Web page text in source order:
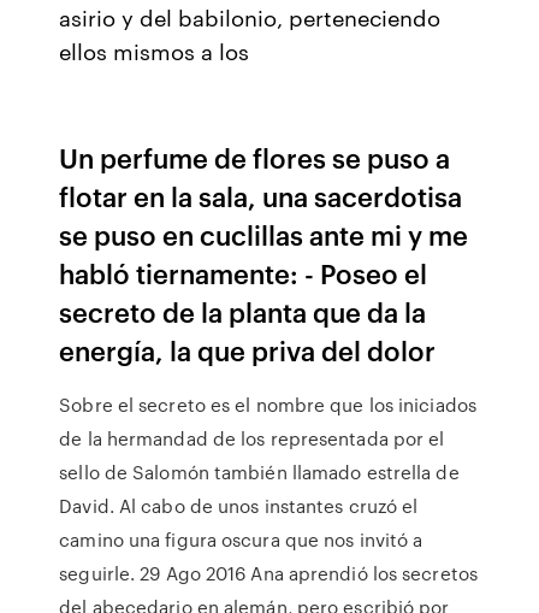
asirio y del babilonio, perteneciendo
ellos mismos a los
Un perfume de flores se puso a
flotar en la sala, una sacerdotisa
se puso en cuclillas ante mi y me
habló tiernamente: - Poseo el
secreto de la planta que da la
energía, la que priva del dolor
Sobre el secreto es el nombre que los iniciados
de la hermandad de los representada por el
sello de Salomón también llamado estrella de
David. Al cabo de unos instantes cruzó el
camino una figura oscura que nos invitó a
seguirle. 29 Ago 2016 Ana aprendió los secretos
del abecedario en alemán, pero escribió por